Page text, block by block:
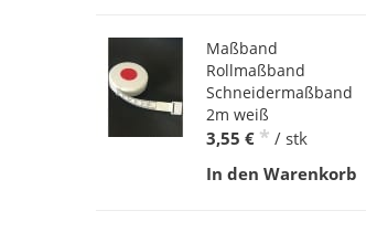
Maßband
Rollmaßband
Schneidermaßband
2m weiß
3,55 € * / stk
In den Warenkorb